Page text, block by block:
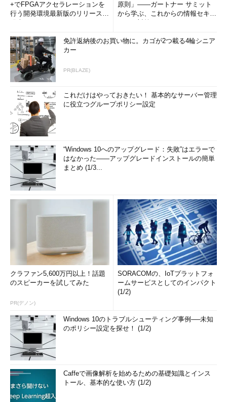
+でFPGAアクセラレーションを
行う開発環境最新版のリリースを
原則」――ガートナー サミット
から学ぶ、これからの情報セキュ
免許返納後のお買い物に。カゴが2つ載る4輪シニア
カー
PR(BLAZE)
これだけはやっておきたい！ 基本的なサーバー管理
に役立つグループポリシー設定
“Windows 10へのアップグレード：失敗”はエラーで
はなかった――アップグレードインストールの簡単
まとめ (1/3...
クラファン5,600万円以上！話題
のスピーカーを試してみた
PR(デノン)
SORACOMの、IoTプラットフォ
ームサービスとしてのインパクト
(1/2)
Windows 10のトラブルシューティング事例──未知
のポリシー設定を探せ！ (1/2)
Caffeで画像解析を始めるための基礎知識とインス
トール、基本的な使い方 (1/2)